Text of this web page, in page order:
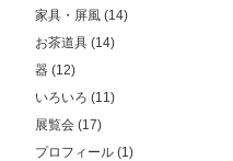
家具・屏風 (14)
お茶道具 (14)
器 (12)
いろいろ (11)
展覧会 (17)
プロフィール (1)